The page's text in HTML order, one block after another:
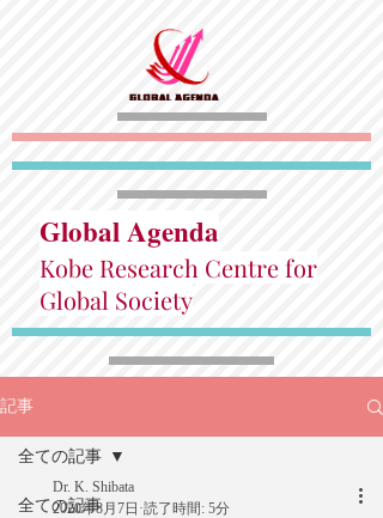
Global Agenda
Kobe Research Centre for
Global Society
記事
全ての記事
全ての記事
Dr. K. Shibata
2020年8月7日 読了時間: 5分